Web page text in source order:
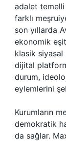
adalet
farklı
son yıllarda
ekonomik
klasik siyasal
dijital
durum,
eylemlerini
Kurumların
demokratik
da sağlar.